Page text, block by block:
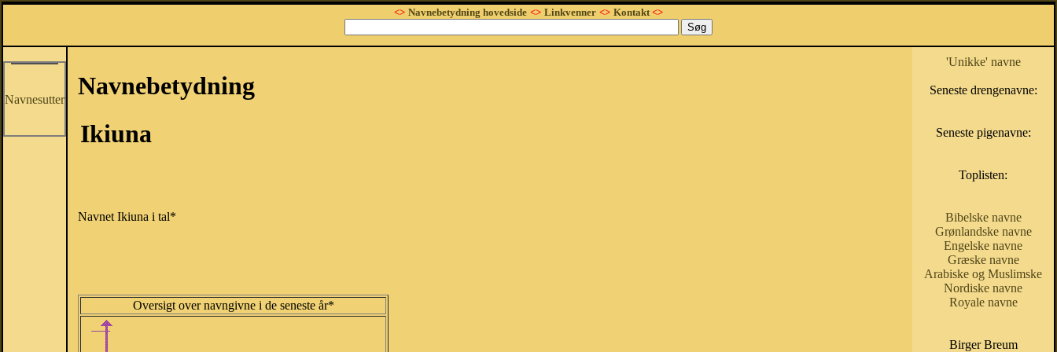
<> Navnebetydning hovedside <> Linkvenner <> Kontakt<>
Navnesutter
Navnebetydning
Ikiuna
Navnet Ikiuna i tal*
Oversigt over navngivne i de seneste år*
'Unikke' navne
Seneste drengenavne:
Seneste pigenavne:
Toplisten:
Bibelske navne
Grønlandske navne
Engelske navne
Græske navne
Arabiske og Muslimske
Nordiske navne
Royale navne
Birger Breum